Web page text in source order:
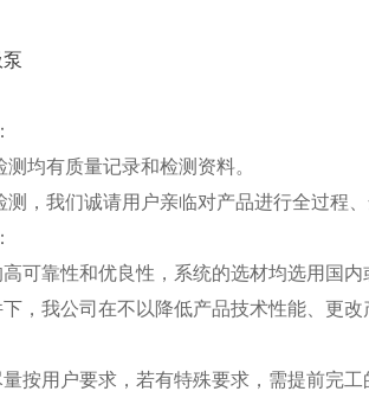
均有质量记录和检测资料。
测，我们诚请用户亲临对产品进行全过程
可靠性和优良性，系统的选材均选用国内
，我公司在不以降低产品技术性能、更
按用户要求，若有特殊要求，需提前完